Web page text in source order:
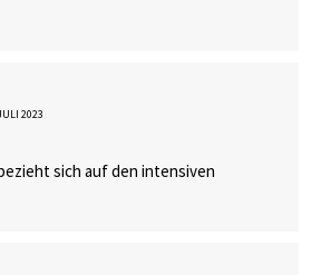
2023
sich auf den intensiven